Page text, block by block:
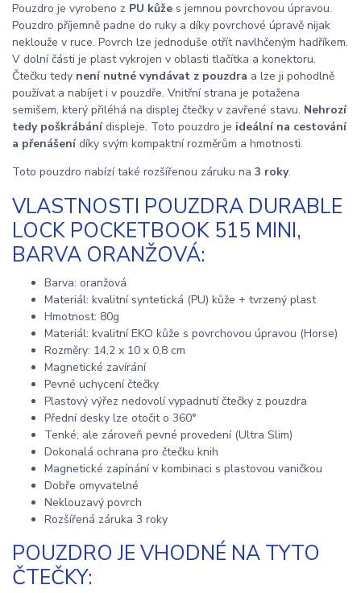
Pouzdro je vyrobeno z PU kůže s jemnou povrchovou úpravou.
Pouzdro příjemně padne do ruky a díky povrchové úpravě nijak
neklouže v ruce. Povrch lze jednoduše otřít navlhčeným hadříkem.
V dolní části je plast vykrojen v oblasti tlačítka a konektoru.
Čtečku tedy není nutné vyndávat z pouzdra a lze ji pohodlně
používat a nabíjet i v pouzdře. Vnitřní strana je potažena
semišem, který přiléhá na displej čtečky v zavřené stavu. Nehrozí
tedy poškrábánídispleje. Toto pouzdro je ideální na cestování
a přenášenídíky svým kompaktní rozměrům a hmotnosti.
Toto pouzdro nabízí také rozšířenou záruku na 3 roky.
VLASTNOSTI POUZDRA DURABLE
LOCK POCKETBOOK 515 MINI,
BARVA ORANŽOVÁ:
Barva: oranžová
Materiál: kvalitní syntetická (PU) kůže + tvrzený plast
Hmotnost: 80g
Materiál: kvalitní EKO kůže s povrchovou úpravou (Horse)
Rozměry: 14,2 x 10 x 0,8 cm
Magnetické zavírání
Pevné uchycení čtečky
Plastový výřez nedovolí vypadnutí čtečky z pouzdra
Přední desky lze otočit o 360°
Tenké, ale zároveň pevné provedení (Ultra Slim)
Dokonalá ochrana pro čtečku knih
Magnetické zapínání v kombinaci s plastovou vaničkou
Dobře omyvatelné
Neklouzavý povrch
Rozšířená záruka 3 roky
POUZDRO JE VHODNÉ NA TYTO
ČTEČKY: